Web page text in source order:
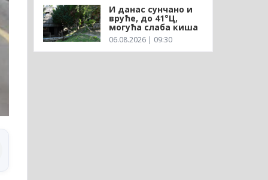
И данас сунчано и
вруће, до 41°Ц,
могућа слаба киша
06.08.2026 | 09:30